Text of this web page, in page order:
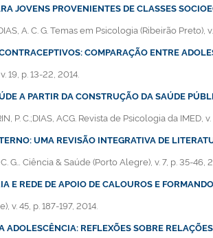
JOVENS PROVENIENTES DE CLASSES
A. C. G. Temas em Psicologia (Ribeirão Preto),
COMPARAÇÃO ENTRE
19, p. 13-22, 2014.
A PARTIR DA CONSTRUÇÃO DA SAÚDE
P. C.;DIAS, ACG. Revista de Psicologia da IMED,
UMA REVISÃO INTEGRATIVA DE
C. G… Ciência & Saúde (Porto Alegre), v. 7, p. 35-46,
E REDE DE APOIO DE CALOUROS E
v. 45, p. 187-197, 2014.
REFLEXÕES SOBRE RELAÇÕES